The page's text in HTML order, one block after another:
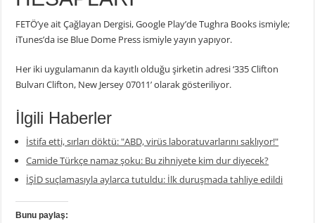
FETÖ’ye ait Çağlayan Dergisi, Google Play’de Tughra Books ismiyle;
iTunes’da ise Blue Dome Press ismiyle yayın yapıyor.
Her iki uygulamanın da kayıtlı olduğu şirketin adresi ‘335 Clifton
Bulvarı Clifton, New Jersey 07011’ olarak gösteriliyor.
İlgili Haberler
İstifa etti, sırları döktü: "ABD, virüs laboratuvarlarını saklıyor!"
Camide Türkçe namaz şoku: Bu zihniyete kim dur diyecek?
İŞİD suçlamasıyla aylarca tutuldu: İlk duruşmada tahliye edildi
Bunu paylaş: